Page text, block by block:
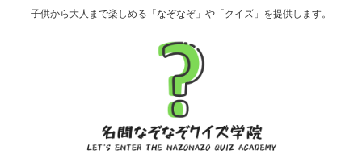
子供から大人まで楽しめる「なぞなぞ」や「クイズ」を提供します。